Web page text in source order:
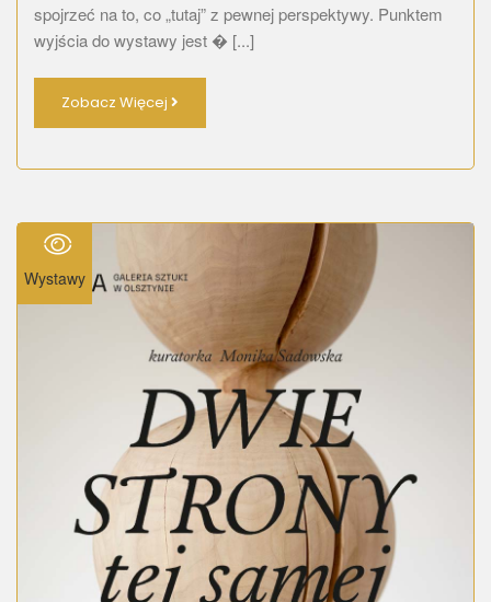
spojrzeć na to, co „tutaj” z pewnej perspektywy. Punktem
wyjścia do wystawy jest � [...]
Zobacz Więcej
Wystawy